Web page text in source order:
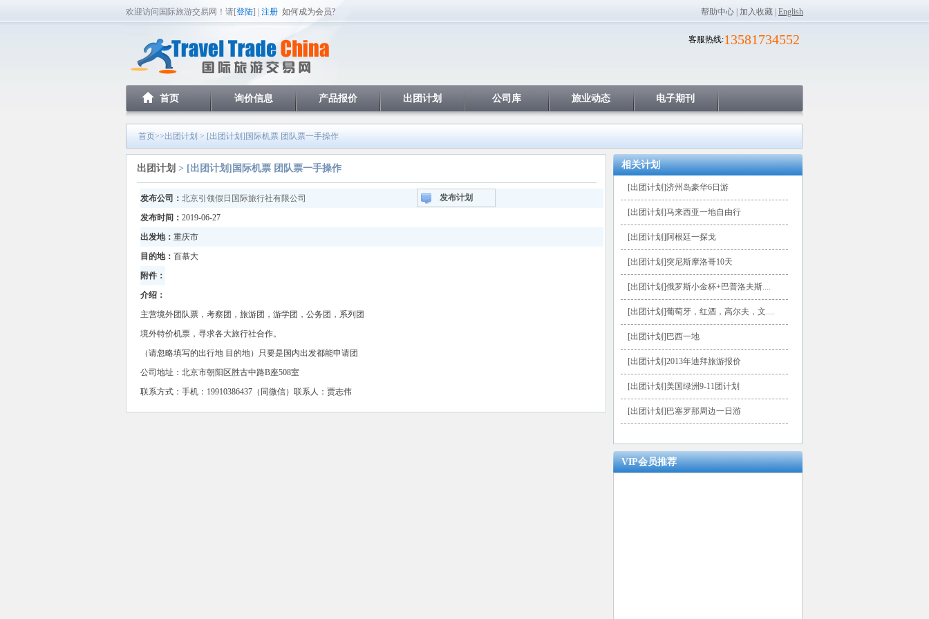
欢迎访问国际旅游交易网！请[登陆] | 注册 如何成为会员? 帮助中心 加入收藏 English
13581734552
客服热线:
首页 询价信息 产品报价 出团计划 公司库 旅业动态 电子期刊
首页>>出团计划 > [出团计划]国际机票 团队票一手操作
出团计划 > [出团计划]国际机票 团队票一手操作
发布公司： 北京引领假日国际旅行社有限公司 发布计划
发布时间： 2019-06-27
出发地： 重庆市
目的地： 百慕大
附件：
介绍：
主营境外团队票，考察团，旅游团，游学团，公务团，系列团
境外特价机票，寻求各大旅行社合作。
（请忽略填写的出行地 目的地）只要是国内出发都能申请团
公司地址：北京市朝阳区胜古中路B座508室
联系方式：手机：19910386437（同微信）联系人：贾志伟
相关计划
[出团计划]济州岛豪华6日游
[出团计划]马来西亚一地自由行
[出团计划]阿根廷一探戈
[出团计划]突尼斯摩洛哥10天
[出团计划]俄罗斯小金杯+巴普洛夫斯....
[出团计划]葡萄牙，红酒，高尔夫，文....
[出团计划]巴西一地
[出团计划]2013年迪拜旅游报价
[出团计划]美国绿洲9-11团计划
[出团计划]巴塞罗那周边一日游
VIP会员推荐